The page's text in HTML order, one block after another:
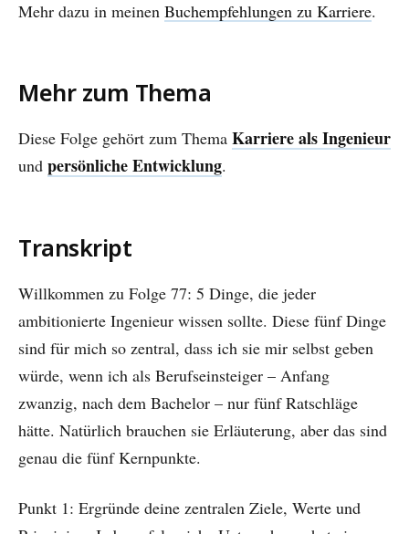
Mehr dazu in meinen Buchempfehlungen zu Karriere.
Mehr zum Thema
Diese Folge gehört zum Thema Karriere als Ingenieur
und persönliche Entwicklung.
Transkript
Willkommen zu Folge 77: 5 Dinge, die jeder
ambitionierte Ingenieur wissen sollte. Diese fünf Dinge
sind für mich so zentral, dass ich sie mir selbst geben
würde, wenn ich als Berufseinsteiger – Anfang
zwanzig, nach dem Bachelor – nur fünf Ratschläge
hätte. Natürlich brauchen sie Erläuterung, aber das sind
genau die fünf Kernpunkte.
Punkt 1: Ergründe deine zentralen Ziele, Werte und